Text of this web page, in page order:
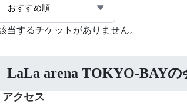
おすすめ順
当するチケットがありません。
LaLa arena TOKYO-BAYの
アクセス